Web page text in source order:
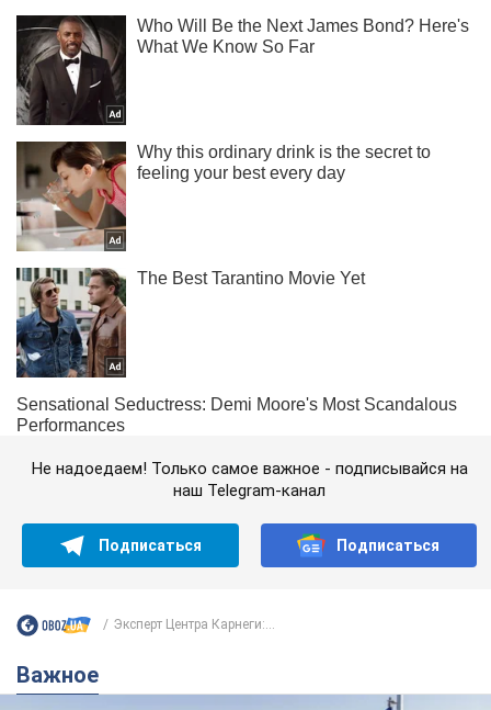
Не надоедаем! Только самое важное - подписывайся на
наш Telegram-канал
Подписаться Подписаться
Эксперт Центра Карнеги:...
Важное